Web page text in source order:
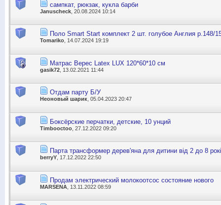
сампкат, рюкзак, кукла барби
Januscheck , 20.08.2024 10:14
Поло Smart Start комплект 2 шт. голубое Англия р.148/
Tomariko , 14.07.2024 19:19
Матрас Верес Latex LUX 120*60*10 см
gasik72 , 13.02.2021 11:44
Отдам парту Б/У
Неоновый шарик , 05.04.2023 20:47
Боксёрские перчатки, детские, 10 унций
Timbooctoo , 27.12.2022 09:20
Парта трансформер дерев'яна для дитини від 2 до 8
berryY , 17.12.2022 22:50
Продам электрический молокоотсос состояние нового
MARSENA , 13.11.2022 08:59